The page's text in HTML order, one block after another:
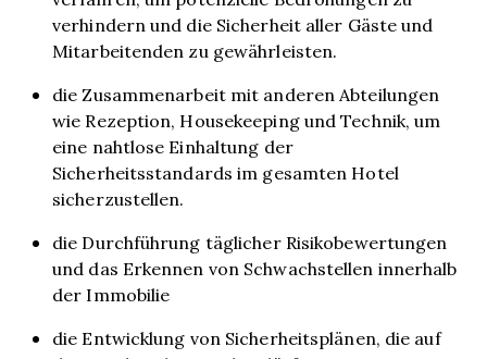
verhindern und die Sicherheit aller Gäste und
Mitarbeitenden zu gewährleisten.
die Zusammenarbeit mit anderen Abteilungen
wie Rezeption, Housekeeping und Technik, um
eine nahtlose Einhaltung der
Sicherheitsstandards im gesamten Hotel
sicherzustellen.
die Durchführung täglicher Risikobewertungen
und das Erkennen von Schwachstellen innerhalb
der Immobilie
die Entwicklung von Sicherheitsplänen, die auf